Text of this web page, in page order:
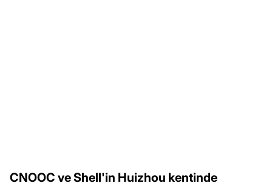
CNOOC ve Shell'in Huizhou kentinde